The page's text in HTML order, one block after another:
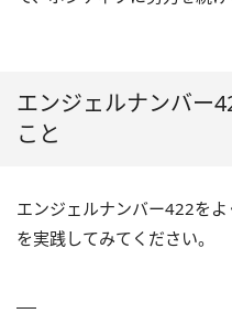
エンジェルナンバー
こと
エンジェルナンバー422を
を実践してみてください。